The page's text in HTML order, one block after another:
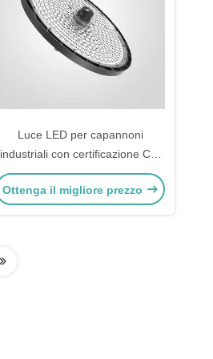
Luce LED per capannoni
industriali con certificazione CE,
intervallo di temperatura
operativa da -30°C a 50°C
Ottenga il migliore prezzo